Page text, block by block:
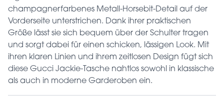
champagnerfarbenes Metall-Horsebit-Detail auf der
Vorderseite unterstrichen. Dank ihrer praktischen
Größe lässt sie sich bequem über der Schulter tragen
und sorgt dabei für einen schicken, lässigen Look. Mit
ihren klaren Linien und ihrem zeitlosen Design fügt sich
diese Gucci Jackie-Tasche nahtlos sowohl in klassische
als auch in moderne Garderoben ein.